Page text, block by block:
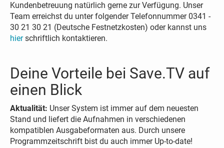
Kundenbetreuung natürlich gerne zur Verfügung. Unser
Team erreichst du unter folgender Telefonnummer 0341 -
30 21 30 21 (Deutsche Festnetzkosten) oder kannst uns
hierschriftlich kontaktieren.
Deine Vorteile bei Save.TV auf
einen Blick
Aktualität: Unser System ist immer auf dem neuesten
Stand und liefert die Aufnahmen in verschiedenen
kompatiblen Ausgabeformaten aus. Durch unsere
Programmzeitschrift bist du auch immer Up-to-date!